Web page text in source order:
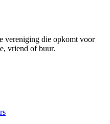
vereniging die opkomt voor
vriend of buur.